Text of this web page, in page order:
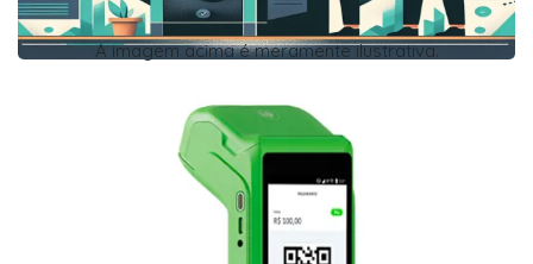
A imagem acima é meramente ilustrativa.